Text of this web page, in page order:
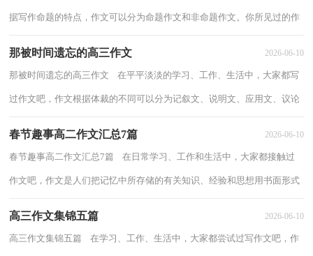
据写作命题的特点，作文可以分为命题作文和非命题作文。你所见过的作
那被时间遗忘的高三作文 2026-06-10
那被时间遗忘的高三作文 在平平淡淡的学习、工作、生活中，大家都写
过作文吧，作文根据体裁的不同可以分为记叙文、说明文、应用文、议论
春节趣事高二作文汇总7篇 2026-06-10
春节趣事高二作文汇总7篇 在日常学习、工作和生活中，大家都接触过
作文吧，作文是人们把记忆中所存储的有关知识、经验和思想用书面形式
高三作文集锦五篇 2026-06-10
高三作文集锦五篇 在学习、工作、生活中，大家都尝试过写作文吧，作